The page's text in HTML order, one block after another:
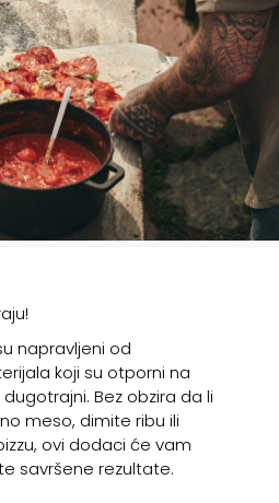
napravljeni od
koji su otporni na
Bez obzira da li
meso, dimite ribu ili
ovi dodaci će vam
savršene rezultate.